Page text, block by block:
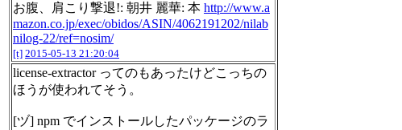
お腹、肩こり撃退!: 朝井 麗華: 本 http://www.a
mazon.co.jp/exec/obidos/ASIN/4062191202/nilab
nilog-22/ref=nosim/
[t] 2015-05-13 21:20:04
license-extractor ってのもあったけどこっちの
ほうが使われてそう。
[ヅ] npm でインストールしたパッケージのラ